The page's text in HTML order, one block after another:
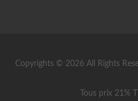
Copyrights © 2026 All Rights
Tous prix 21%